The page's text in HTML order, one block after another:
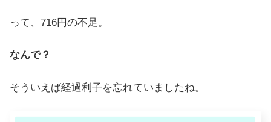
って、716円の不足。
なんで？
そういえば経過利子を忘れていましたね。